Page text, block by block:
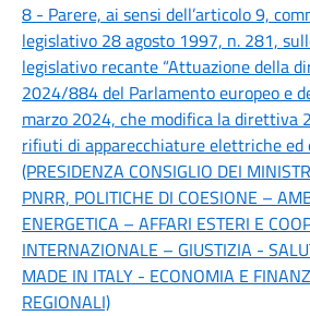
8 - Parere, ai sensi dell’articolo 9,
legislativo 28 agosto 1997, n. 281,
legislativo recante “Attuazione della
2024/884 del Parlamento europeo e
marzo 2024, che modifica la direttiva
rifiuti di apparecchiature elettriche ed
(PRESIDENZA CONSIGLIO DEI
PNRR, POLITICHE DI COESIONE –
ENERGETICA – AFFARI ESTERI E
INTERNAZIONALE – GIUSTIZIA -
MADE IN ITALY - ECONOMIA E
REGIONALI)